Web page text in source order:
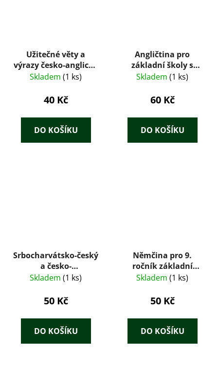
Užitečné věty a
výrazy česko-anglické
konverzace
Skladem (1 ks)
40 Kč
DO KOŠÍKU
Angličtina pro
základní školy s
třídami s rozšířeným
Skladem (1 ks)
60 Kč
DO KOŠÍKU
Srbocharvátsko-český
a česko-
srbocharvátský
Skladem (1 ks)
50 Kč
DO KOŠÍKU
Němčina pro 9.
ročník základní
devítileté školy
Skladem (1 ks)
50 Kč
DO KOŠÍKU